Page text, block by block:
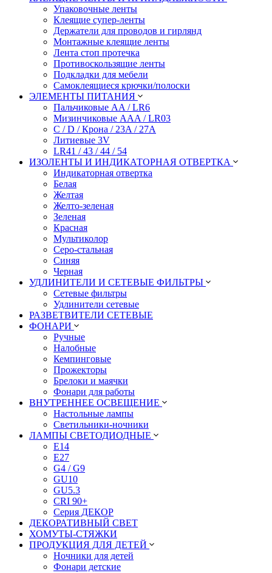
Упаковочные ленты
Клеящие супер-ленты
Держатели для проводов и гирлянд
Монтажные клеящие ленты
Лента стоп протечка
Противоскользящие ленты
Подкладки для мебели
Самоклеящиеся крючки/полоски
ЭЛЕМЕНТЫ ПИТАНИЯ
Пальчиковые AA / LR6
Мизинчиковые AAA / LR03
C / D / Крона / 23A / 27A
Литиевые 3V
LR41 / 43 / 44 / 54
ИЗОЛЕНТЫ И ИНДИКАТОРНАЯ ОТВЕРТКА
Индикаторная отвертка
Белая
Желтая
Желто-зеленая
Зеленая
Красная
Мультиколор
Серо-стальная
Синяя
Черная
УДЛИНИТЕЛИ И СЕТЕВЫЕ ФИЛЬТРЫ
Сетевые фильтры
Удлинители сетевые
РАЗВЕТВИТЕЛИ СЕТЕВЫЕ
ФОНАРИ
Ручные
Налобные
Кемпинговые
Прожекторы
Брелоки и маячки
Фонари для работы
ВНУТРЕННЕЕ ОСВЕЩЕНИЕ
Настольные лампы
Светильники-ночники
ЛАМПЫ СВЕТОДИОДНЫЕ
E14
E27
G4 / G9
GU10
GU5.3
CRI 90+
Серия ДЕКОР
ДЕКОРАТИВНЫЙ СВЕТ
ХОМУТЫ-СТЯЖКИ
ПРОДУКЦИЯ ДЛЯ ДЕТЕЙ
Ночники для детей
Фонари детские